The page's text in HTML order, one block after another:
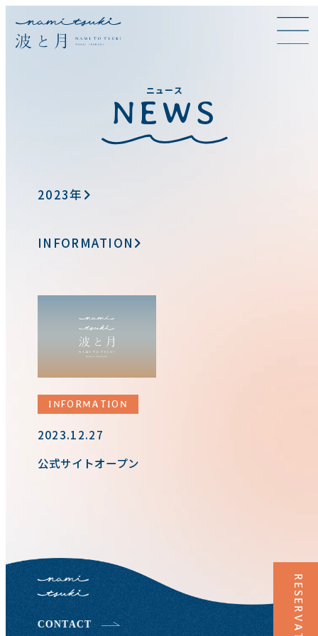
ニュース
NEWS
2023年
INFORMATION
INFORMATION
2023.12.27
公式サイトオープン
CONTACT